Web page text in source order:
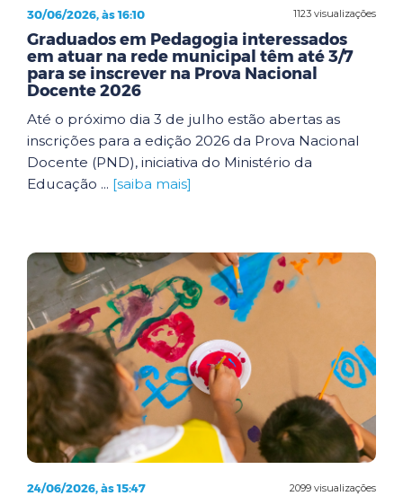
1123 visualizações
30/06/2026, às 16:10
Graduados em Pedagogia interessados
em atuar na rede municipal têm até 3/7
para se inscrever na Prova Nacional
Docente 2026
Até o próximo dia 3 de julho estão abertas as
inscrições para a edição 2026 da Prova Nacional
Docente (PND), iniciativa do Ministério da
Educação ... [saiba mais]
2099 visualizações
24/06/2026, às 15:47